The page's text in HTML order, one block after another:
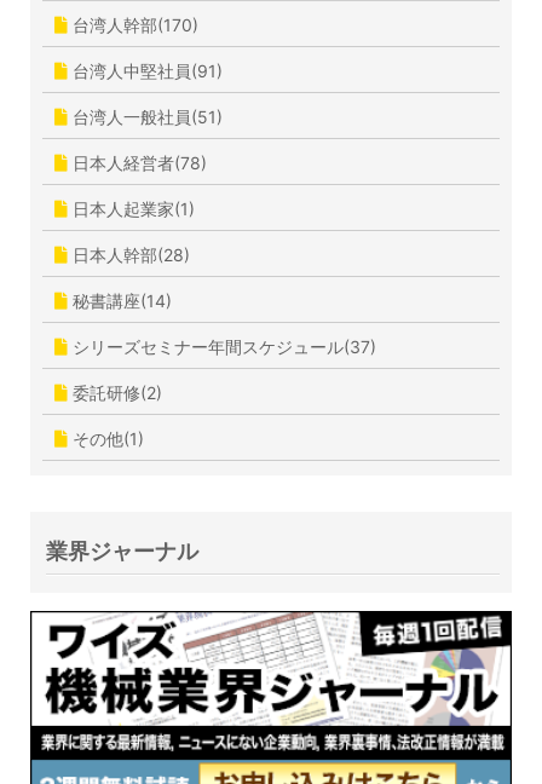
台湾人幹部(170)
台湾人中堅社員(91)
台湾人一般社員(51)
日本人経営者(78)
日本人起業家(1)
日本人幹部(28)
秘書講座(14)
シリーズセミナー年間スケジュール(37)
委託研修(2)
その他(1)
業界ジャーナル